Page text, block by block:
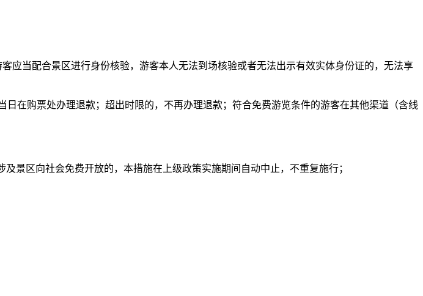
客应当配合景区进行身份核验，游客本人无法到场核验或者无法出示有效实体身份证的，无法享
购票处办理退款；超出时限的，不再办理退款；符合免费游览条件的游客在其他渠道（含线
区向社会免费开放的，本措施在上级政策实施期间自动中止，不重复施行；